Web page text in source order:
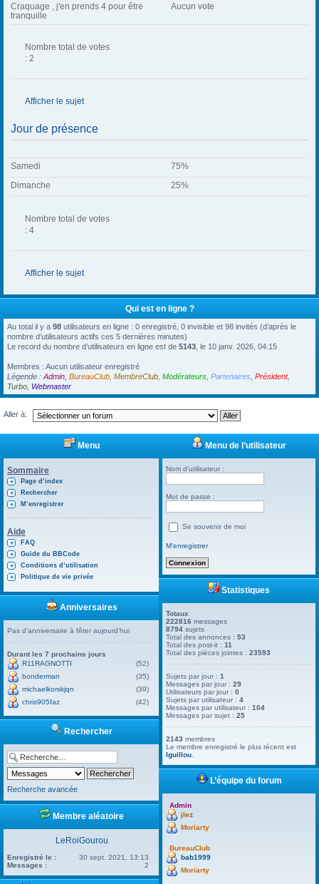
Craquage , j'en prends 4 pour être
tranquille
Aucun vote
Nombre total de votes
: 2
Afficher le sujet
Jour de présence
Samedi
75%
Dimanche
25%
Nombre total de votes
: 4
Afficher le sujet
Qui est en ligne ?
Au total il y a 98 utilisateurs en ligne : 0 enregistré, 0 invisible et 98 invités (d’après le
nombre d’utilisateurs actifs ces 5 dernières minutes)
Le record du nombre d’utilisateurs en ligne est de 5143 , le 10 janv. 2026, 04:15
Membres : Aucun utilisateur enregistré
Légende : Admin BureauClub MembreClub Modérateurs Partenaires Président,
Turbo Webmaster
Aller à:
Menu
Sommaire
Page d’index
Rechercher
M’enregistrer
Aide
FAQ
Guide du BBCode
Conditions d’utilisation
Politique de vie privée
Anniversaires
Pas d’anniversaire à fêter aujourd’hui
Durant les 7 prochains jours
R11RAGNOTTI
(52)
bonderman
(35)
michaelkorskjqn
(39)
chris905faz
(42)
Rechercher
Recherche avancée
Membre aléatoire
LeRoiGourou
Enregistré le :
30 sept. 2021, 13:13
Messages :
2
Menu de l’utilisateur
Nom d’utilisateur :
Mot de passe :
Se souvenir de moi
M’enregistrer
Statistiques
Totaux
222816 messages
8794 sujets
Total des annonces :53
Total des post-it :11
Total des pièces jointes :23593
Sujets par jour :1
Messages par jour :29
Utilisateurs par jour :0
Sujets par utilisateur :4
Messages par utilisateur :104
Messages par sujet :25
2143 membres
Le membre enregistré le plus récent est
lguillou
L’équipe du forum
Admin
jlez
Moriarty
BureauClub
bab1999
Moriarty